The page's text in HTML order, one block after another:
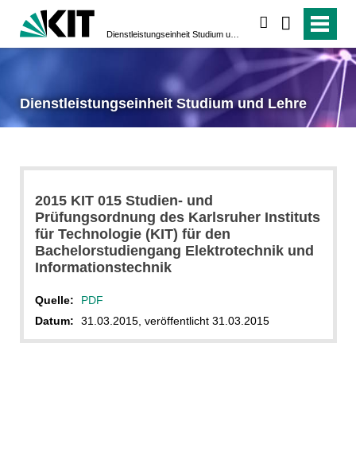
Dienstleistungseinheit Studium und Lehre
2015 KIT 015 Studien- und
Prüfungsordnung des Karlsruher Instituts
für Technologie (KIT) für den
Bachelorstudiengang Elektrotechnik und
Informationstechnik
Quelle:
PDF
Datum:
31.03.2015, veröffentlicht 31.03.2015